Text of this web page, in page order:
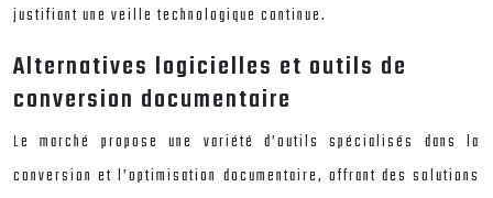
justifiant une veille technologique continue.
Alternatives logicielles et outils de
conversion documentaire
Le marché propose une variété d’outils spécialisés dans la
conversion et l’optimisation documentaire, offrant des solutions